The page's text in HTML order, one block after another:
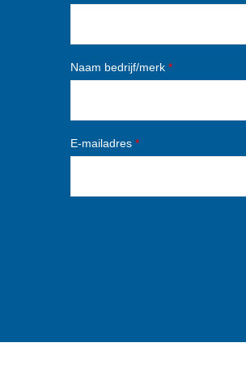
Naam bedrijf/merk *
E-mailadres *